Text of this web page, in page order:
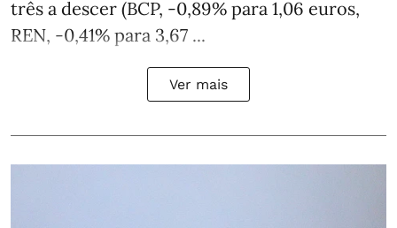
três a descer (BCP, -0,89% para 1,06 euros,
REN, -0,41% para 3,67 ...
Ver mais